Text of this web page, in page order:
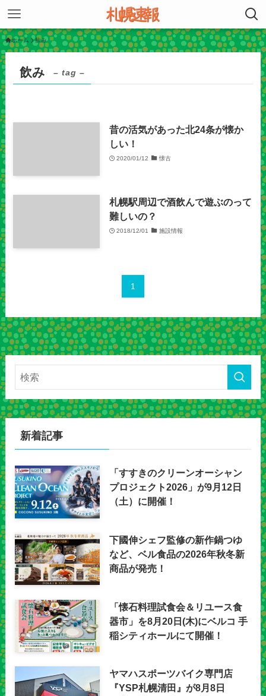
ホーム 飲み
飲み – tag –
昔の活気があった北24条が懐か
しい！
2020/01/12 懐古
札幌駅周辺で酒飲んで遊ぶのって
難しいの？
2018/12/01 施設情報
1
新着記事
「すすきのクリーンオーシャン
プロジェクト2026」が9月12日
（土）に開催！
下國伸シェフ監修の新作鍋つゆ
など、ベル食品の2026年秋冬新
商品が発売！
「懐石料理試食会＆リユース食
器市」を8月20日(木)にベルコ 手
稲シティホールにて開催！
ヤマハスポーツバイク専門店
『YSP札幌清田』が8月8日